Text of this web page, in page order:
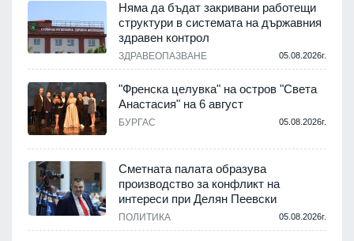
Няма да бъдат закривани работещи
структури в системата на държавния
здравен контрол
ЗДРАВЕОПАЗВАНЕ 05.08.2026г.
"Френска целувка" на остров "Света
Анастасия" на 6 август
БУРГАС 05.08.2026г.
Сметната палата образува
производство за конфликт на
интереси при Делян Пеевски
ПОЛИТИКА 05.08.2026г.